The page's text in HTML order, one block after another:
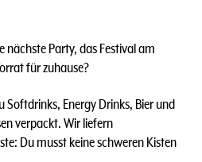
nächste Party, das Festival am
für zuhause?
Softdrinks, Energy Drinks, Bier und
verpackt. Wir liefern
Du musst keine schweren Kisten